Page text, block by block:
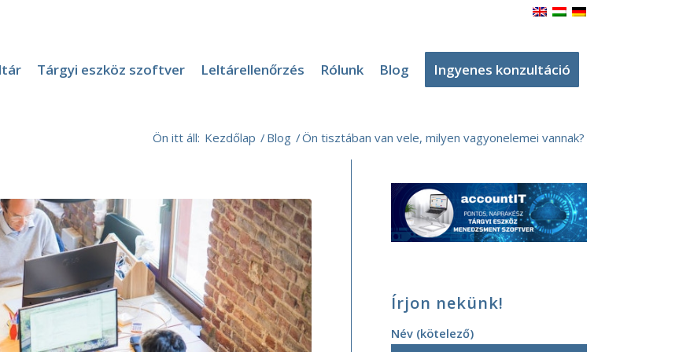
Tárgyi eszköz szoftver Leltárellenőrzés Rólunk Blog Ingyenes konzultáció
Ön itt áll: Kezdőlap / Blog /Ön tisztában van vele, milyen vagyonelemei vannak?
Írjon nekünk!
Név (kötelező)